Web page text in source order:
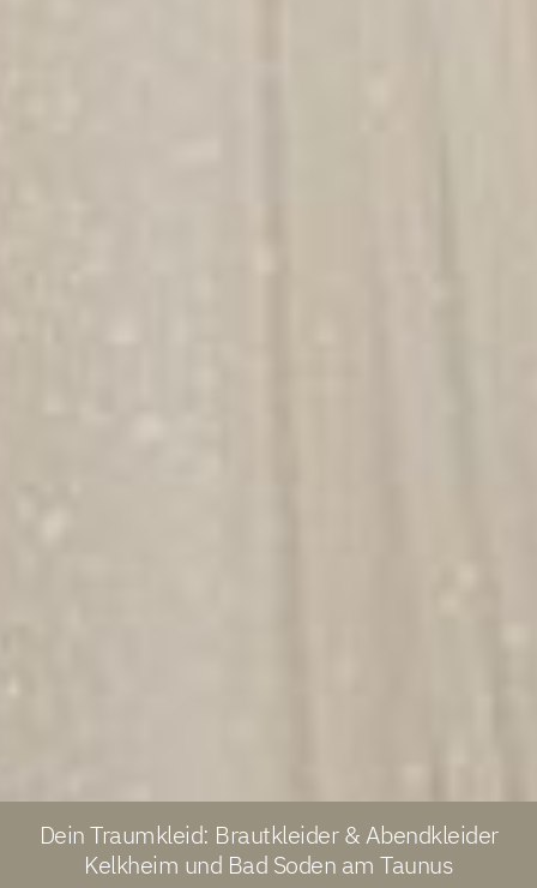
Dein Traumkleid: Brautkleider & Abendkleider
Kelkheim und Bad Soden am Taunus